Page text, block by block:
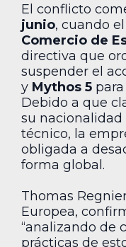
El conflicto
junio, cuando el
Comercio de
directiva que
suspender el
y Mythos 5
Debido a que
su
técnico, la
obligada a
forma global.
Thomas
Europea,
“analizando de
prácticas de